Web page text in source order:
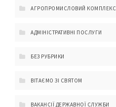
АГРОПРОМИСЛОВИЙ КОМПЛЕКС
АДМІНІСТРАТИВНІ ПОСЛУГИ
БЕЗ РУБРИКИ
ВІТАЄМО ЗІ СВЯТОМ
ВАКАНСІЇ ДЕРЖАВНОЇ СЛУЖБИ